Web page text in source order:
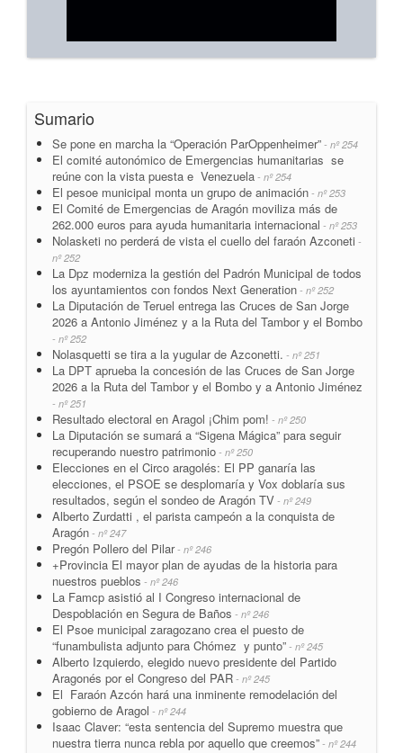
Sumario
Se pone en marcha la “Operación ParOppenheimer” - nº 254
El comité autonómico de Emergencias humanitarias se
reúne con la vista puesta e Venezuela - nº 254
El pesoe municipal monta un grupo de animación - nº 253
El Comité de Emergencias de Aragón moviliza más de
262.000 euros para ayuda humanitaria internacional - nº 253
Nolasketi no perderá de vista el cuello del faraón Azconeti -
nº 252
La Dpz moderniza la gestión del Padrón Municipal de todos
los ayuntamientos con fondos Next Generation - nº 252
La Diputación de Teruel entrega las Cruces de San Jorge
2026 a Antonio Jiménez y a la Ruta del Tambor y el Bombo
- nº 252
Nolasquetti se tira a la yugular de Azconetti. - nº 251
La DPT aprueba la concesión de las Cruces de San Jorge
2026 a la Ruta del Tambor y el Bombo y a Antonio Jiménez
- nº 251
Resultado electoral en Aragol ¡Chim pom! - nº 250
La Diputación se sumará a “Sigena Mágica” para seguir
recuperando nuestro patrimonio - nº 250
Elecciones en el Circo aragolés: El PP ganaría las
elecciones, el PSOE se desplomaría y Vox doblaría sus
resultados, según el sondeo de Aragón TV - nº 249
Alberto Zurdatti , el parista campeón a la conquista de
Aragón - nº 247
Pregón Pollero del Pilar- nº 246
+Provincia El mayor plan de ayudas de la historia para
nuestros pueblos - nº 246
La Famcp asistió al I Congreso internacional de
Despoblación en Segura de Baños - nº 246
El Psoe municipal zaragozano crea el puesto de
“funambulista adjunto para Chómez y punto” - nº 245
Alberto Izquierdo, elegido nuevo presidente del Partido
Aragonés por el Congreso del PAR - nº 245
El Faraón Azcón hará una inminente remodelación del
gobierno de Aragol - nº 244
Isaac Claver: “esta sentencia del Supremo muestra que
nuestra tierra nunca rebla por aquello que creemos” - nº 244